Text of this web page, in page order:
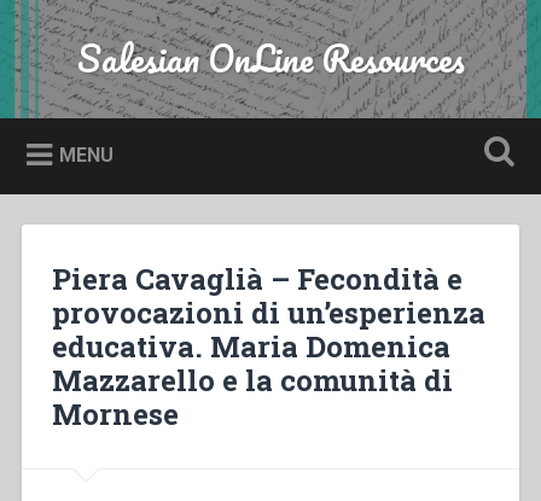
Skip
to
content
Search Salesian OnLine Resources
MENU
Piera Cavaglià – Fecondità e
provocazioni di un’esperienza
educativa. Maria Domenica
Mazzarello e la comunità di
Mornese